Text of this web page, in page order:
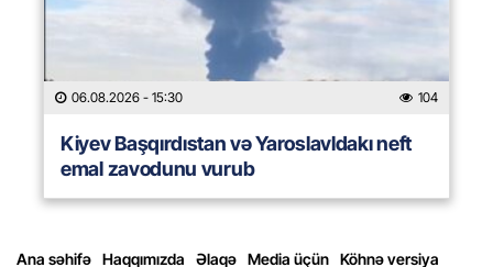
06.08.2026 - 15:30 104
Kiyev Başqırdıstan və Yaroslavldakı neft
emal zavodunu vurub
Ana səhifə Haqqımızda Əlaqə Media üçün Köhnə versiya